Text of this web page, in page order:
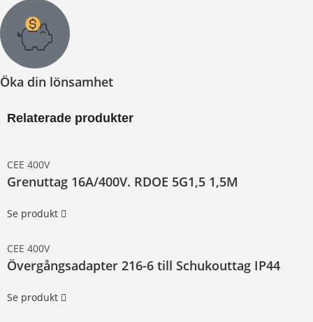
Öka din lönsamhet
Relaterade produkter
CEE 400V
Grenuttag 16A/400V. RDOE 5G1,5 1,5M
Se produkt
CEE 400V
Övergångsadapter 216-6 till Schukouttag IP44
Se produkt